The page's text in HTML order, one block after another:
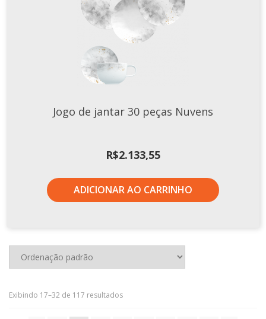
Jogo de jantar 30 peças Nuvens
R$2.133,55
ADICIONAR AO CARRINHO
Exibindo 17–32 de 117 resultados